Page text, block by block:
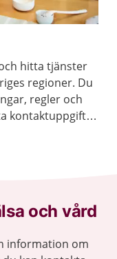
hitta tjänster
regioner. Du
regler och
och vård
information om